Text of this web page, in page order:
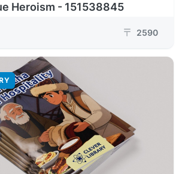
Heroism - 151538845
₸ 2590